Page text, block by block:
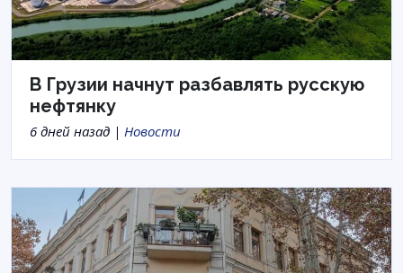
В Грузии начнут разбавлять русскую
нефтянку
6 дней назад | Новости